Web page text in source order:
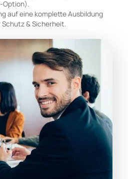
Option).
auf eine komplette Ausbildung
& Sicherheit.